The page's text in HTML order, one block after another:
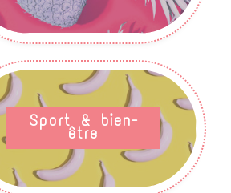
Sport & bien-
être